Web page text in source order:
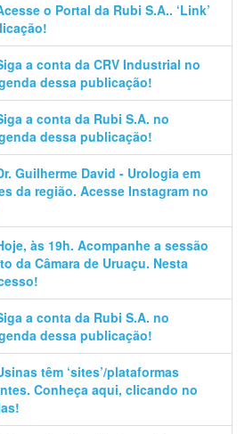
o Portal da Rubi S.A.. ‘Link’
a conta da CRV Industrial no
dessa publicação!
a conta da Rubi S.A. no
dessa publicação!
Guilherme David - Urologia em
da região. Acesse Instagram no
às 19h. Acompanhe a sessão
da Câmara de Uruaçu. Nesta
a conta da Rubi S.A. no
dessa publicação!
têm ‘sites’/plataformas
Conheça aqui, clicando no